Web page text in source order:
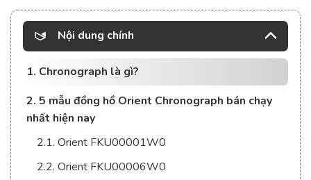
Nội dung chính
1. Chronograph là gì?
2. 5 mẫu đồng hồ Orient Chronograph bán chạy
nhất hiện nay
2.1. Orient FKU00001W0
2.2. Orient FKU00006W0